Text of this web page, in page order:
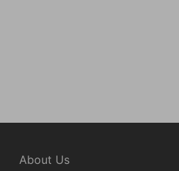
About Us